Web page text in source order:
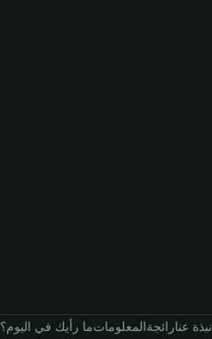
ما رأيك في اليوم؟المعلوماترائجةنبذة عنا